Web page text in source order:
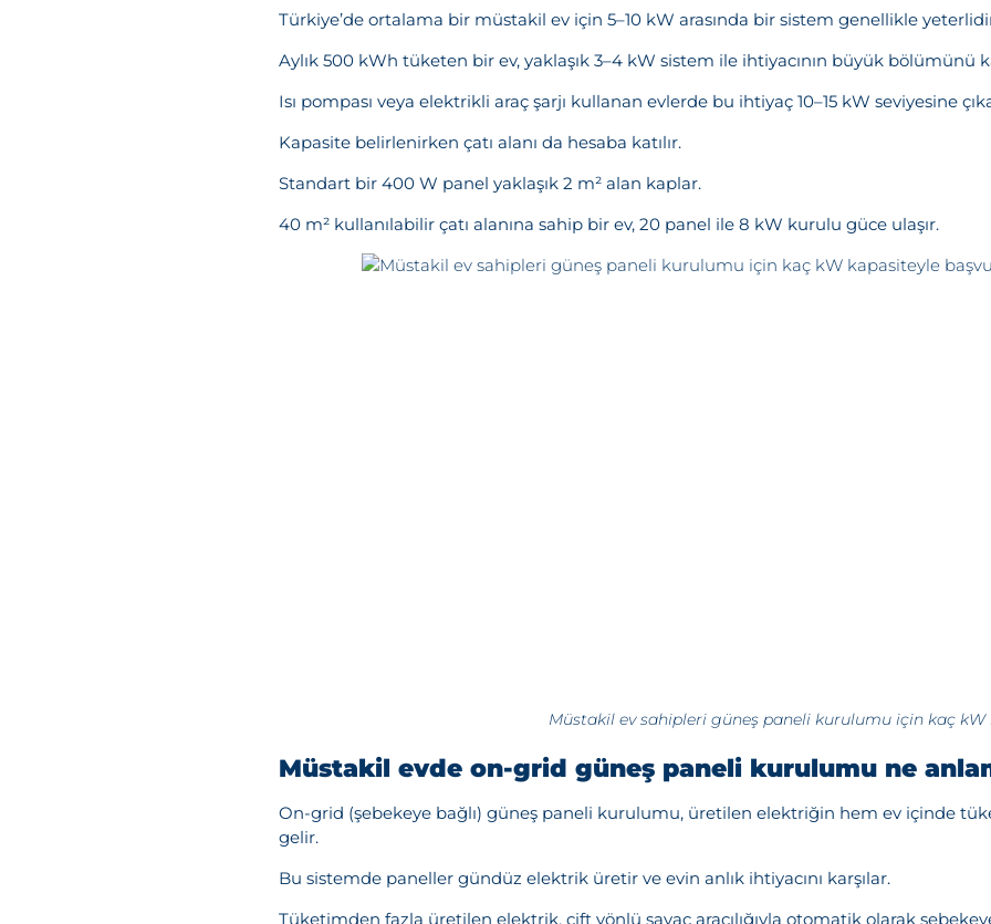
Türkiye’de ortalama bir müstakil ev için 5–10 kW arasında bir sistem genellikle
Aylık 500 kWh tüketen bir ev, yaklaşık 3–4 kW sistem ile ihtiyacının büyük bölümünü
Isı pompası veya elektrikli araç şarjı kullanan evlerde bu ihtiyaç 10–15 kW seviyesine
Kapasite belirlenirken çatı alanı da hesaba katılır.
Standart bir 400 W panel yaklaşık 2 m² alan kaplar.
40 m² kullanılabilir çatı alanına sahip bir ev, 20 panel ile 8 kW kurulu güce ulaşır.
Müstakil ev sahipleri güneş paneli kurulumu için kaç
Müstakil evde on-grid güneş paneli kurulumu ne
On-grid (şebekeye bağlı) güneş paneli kurulumu, üretilen elektriğin hem ev içinde
gelir.
Bu sistemde paneller gündüz elektrik üretir ve evin anlık ihtiyacını karşılar.
Tüketimden fazla üretilen elektrik, çift yönlü sayaç aracılığıyla otomatik olarak
Teşekkürler!